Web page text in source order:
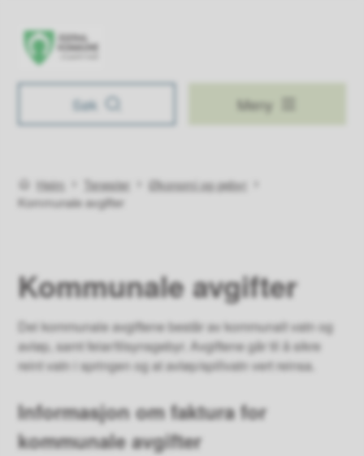
Åseral kommune
Søk Meny
Du er her:
Heim Tenester
Økonomi og gebyr
Kommunale avgifter
Kommunale avgifter
Dei kommunale avgiftene består av kommunalt vatn og
avløp, samt feiar/tilsynsgebyr. Avgiftene går til å sikre
reint vatn i springen og at avløp/spillvatn vert reinsa.
Informasjon om faktura for
kommunale avgifter